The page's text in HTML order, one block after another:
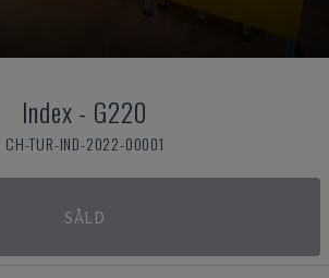
Index- G220
CH-TUR-IND-2022-00001
SÅLD